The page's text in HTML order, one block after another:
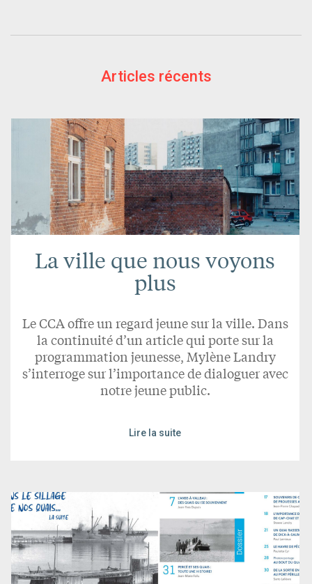
Articles récents
La ville que nous voyons
plus
Le CCA offre un regard jeune sur la ville. Dans
la continuité d’un article qui porte sur la
programmation jeunesse, Mylène Landry
s’interroge sur l’importance de dialoguer avec
notre jeune public.
Lire la suite